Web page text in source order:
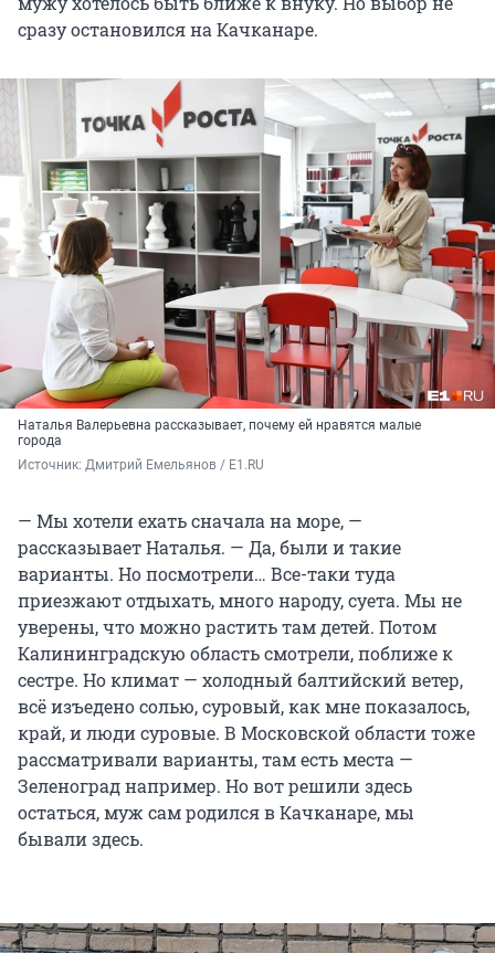
сразу остановился на Качканаре.
Наталья Валерьевна рассказывает, почему ей нравятся малые
города
Источник: Дмитрий Емельянов / E1.RU
— Мы хотели ехать сначала на море, —
рассказывает Наталья. — Да, были и такие
варианты. Но посмотрели… Все-таки туда
приезжают отдыхать, много народу, суета. Мы не
уверены, что можно растить там детей. Потом
Калининградскую область смотрели, поближе к
сестре. Но климат — холодный балтийский ветер,
всё изъедено солью, суровый, как мне показалось,
край, и люди суровые. В Московской области тоже
рассматривали варианты, там есть места —
Зеленоград например. Но вот решили здесь
остаться, муж сам родился в Качканаре, мы
бывали здесь.